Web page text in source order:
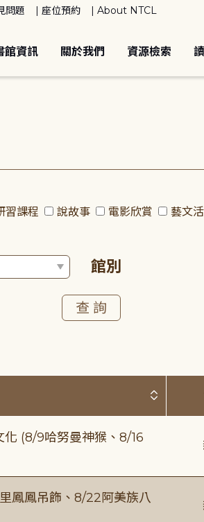
問題 座位預約 About NTCL
館資訊 關於我們 資源檢索
習課程 說故事 電影欣賞 藝文
館別
按標
化 (8/9哈努曼神猴、8/16
鳳鳳吊飾、8/22阿美族八